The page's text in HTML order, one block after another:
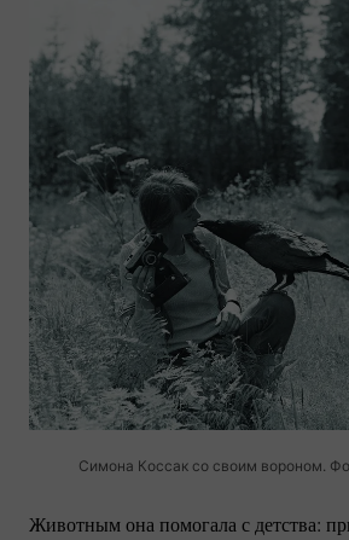
Симона Коссак со своим вороном.
Животным она помогала с детства: